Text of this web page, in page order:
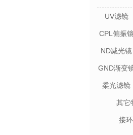
UV滤镜
CPL偏振
ND减光镜
GND渐变
柔光滤镜
其它
接